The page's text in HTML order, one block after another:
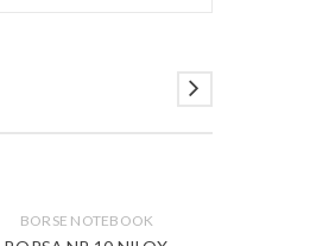
BORSE NOTEBOOK